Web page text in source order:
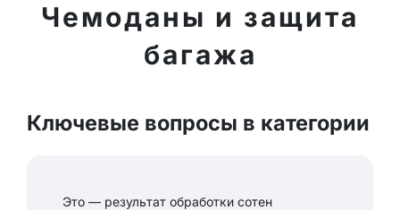
Чемоданы и защита
багажа
Ключевые вопросы в категории
Это — результат обработки сотен